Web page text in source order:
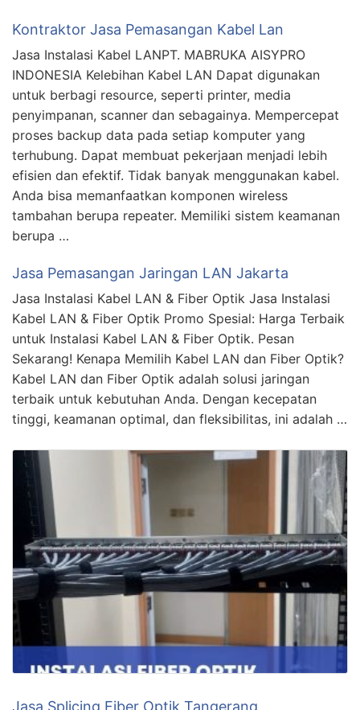
Kontraktor Jasa Pemasangan Kabel Lan
Jasa Instalasi Kabel LANPT. MABRUKA AISYPRO
INDONESIA Kelebihan Kabel LAN Dapat digunakan
untuk berbagi resource, seperti printer, media
penyimpanan, scanner dan sebagainya. Mempercepat
proses backup data pada setiap komputer yang
terhubung. Dapat membuat pekerjaan menjadi lebih
efisien dan efektif. Tidak banyak menggunakan kabel.
Anda bisa memanfaatkan komponen wireless
tambahan berupa repeater. Memiliki sistem keamanan
berupa …
Jasa Pemasangan Jaringan LAN Jakarta
Jasa Instalasi Kabel LAN & Fiber Optik Jasa Instalasi
Kabel LAN & Fiber Optik Promo Spesial: Harga Terbaik
untuk Instalasi Kabel LAN & Fiber Optik. Pesan
Sekarang! Kenapa Memilih Kabel LAN dan Fiber Optik?
Kabel LAN dan Fiber Optik adalah solusi jaringan
terbaik untuk kebutuhan Anda. Dengan kecepatan
tinggi, keamanan optimal, dan fleksibilitas, ini adalah …
Jasa Splicing Fiber Optik Tangerang